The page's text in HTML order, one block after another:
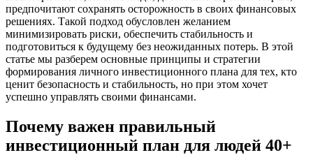
предпочитают сохранять осторожность в своих финансовых
решениях. Такой подход обусловлен желанием
минимизировать риски, обеспечить стабильность и
подготовиться к будущему без неожиданных потерь. В этой
статье мы разберем основные принципы и стратегии
формирования личного инвестиционного плана для тех, кто
ценит безопасность и стабильность, но при этом хочет
успешно управлять своими финансами.
Почему важен правильный
инвестиционный план для людей 40+